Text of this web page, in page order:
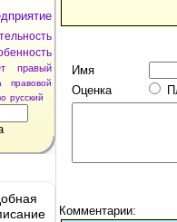
правый
правовой
русский
Имя
Оценка
Комментарии: